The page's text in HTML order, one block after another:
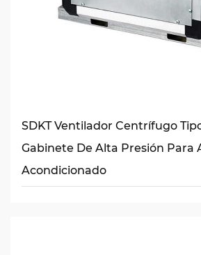
SDKT Ventilador Centrífugo
Gabinete De Alta Presión Para
Acondicionado